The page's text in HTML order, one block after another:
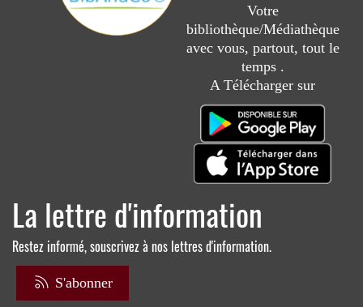
Votre
bibliothèque/Médiathèque
avec vous, partout, tout le
temps .
A Télécharger sur
La lettre d'information
Restez informé, souscrivez à nos lettres d'information.
S'abonner